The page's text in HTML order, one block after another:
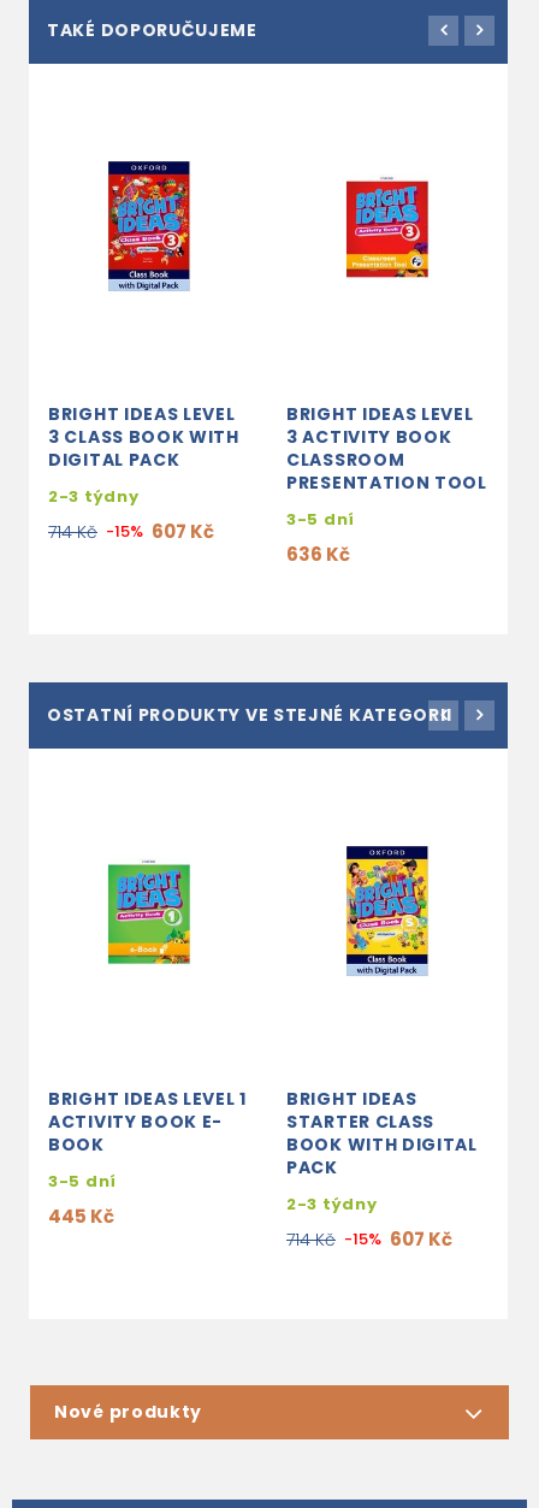
TAKÉ DOPORUČUJEME
BRIGHT IDEAS LEVEL
3 CLASS BOOK WITH
DIGITAL PACK
2-3 týdny
714 Kč -15% 607 Kč
BRIGHT IDEAS LEVEL
3 ACTIVITY BOOK
CLASSROOM
PRESENTATION TOOL
3-5 dní
636 Kč
OSTATNÍ PRODUKTY VE STEJNÉ KATEGORII
BRIGHT IDEAS LEVEL 1
ACTIVITY BOOK E-
BOOK
3-5 dní
445 Kč
BRIGHT IDEAS
STARTER CLASS
BOOK WITH DIGITAL
PACK
2-3 týdny
714 Kč -15% 607 Kč
Nové produkty